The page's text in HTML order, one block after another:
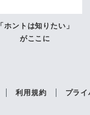
「ホントは知りたい」
がここに
利用規約 プラ